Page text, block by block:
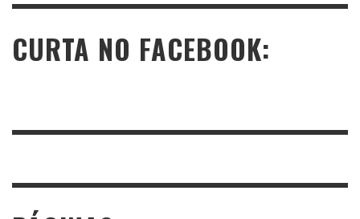
CURTA NO FACEBOOK: